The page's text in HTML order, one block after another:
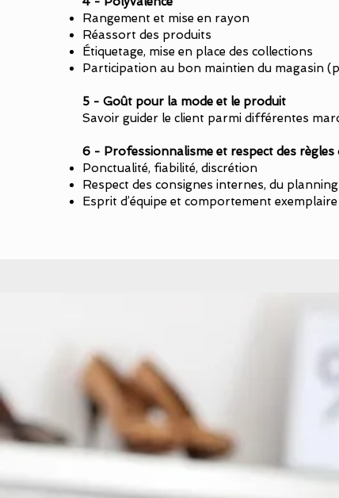
Rangement et mise en rayon
Réassort des produits
Étiquetage, mise en place des collections
Participation au bon maintien du magasin
5 - Goût pour la mode et le produit
Savoir guider le client parmi différentes
6 - Professionnalisme et respect des règles
Ponctualité, fiabilité, discrétion
Respect des consignes internes, du
Esprit d’équipe et comportement exemplaire